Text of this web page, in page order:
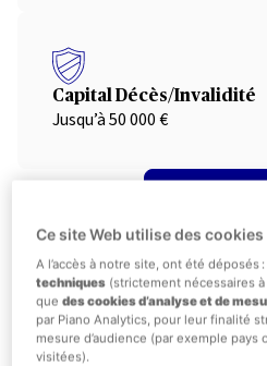
Capital Décès/Invalidité
Jusqu’à 50 000 €
Pour qui est
assurance ?
SOUSCRIRE DÈS
Ce site Web utilise des cookies
A l’accès à notre site, ont été déposés
techniques (strictement nécessaires
quedes cookies d’analyse et de
par Piano Analytics, pour leur finalité
mesure d’audience (par exemple
visitées).